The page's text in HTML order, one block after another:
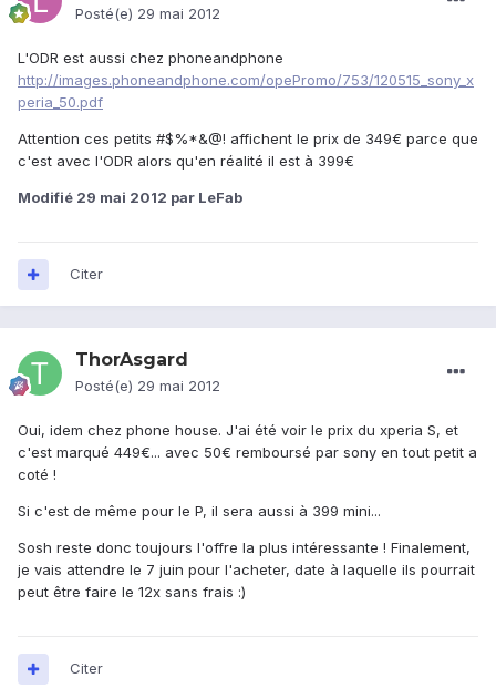
Posté(e) 29 mai 2012
L'ODR est aussi chez phoneandphone
http://images.phoneandphone.com/opePromo/753/120515_sony_x
peria_50.pdf
Attention ces petits #$%*&@! affichent le prix de 349€ parce que
c'est avec l'ODR alors qu'en réalité il est à 399€
Modifié 29 mai 2012 par LeFab
Citer
ThorAsgard
Posté(e) 29 mai 2012
Oui, idem chez phone house. J'ai été voir le prix du xperia S, et
c'est marqué 449€... avec 50€ remboursé par sony en tout petit a
coté !
Si c'est de même pour le P, il sera aussi à 399 mini...
Sosh reste donc toujours l'offre la plus intéressante ! Finalement,
je vais attendre le 7 juin pour l'acheter, date à laquelle ils pourrait
peut être faire le 12x sans frais :)
Citer